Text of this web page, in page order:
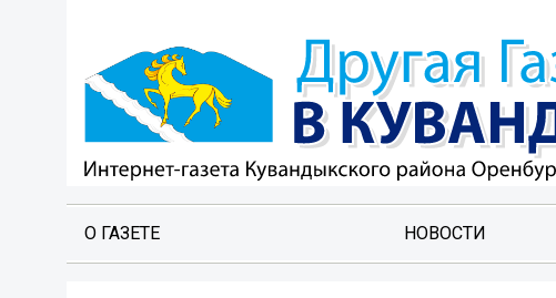
О ГАЗЕТЕ НОВОСТИ